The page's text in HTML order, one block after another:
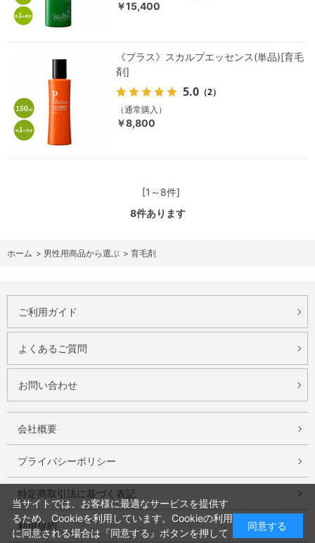
￥15,400
《プラス》スカルプエッセンス(単品)[育毛
剤]
5.0 （2）
（通常購入）
￥8,800
[1～8件]
8件あります
ホーム > 男性用商品から選ぶ > 育毛剤
ご利用ガイド
よくあるご質問
お問い合わせ
会社概要
プライバシーポリシー
特定商取引法に基づく表記
利用規約
当サイトでは、お客様に最適なサービスを提供す
るため、Cookieを利用しています。Cookieの利用
に同意される場合は『同意する』ボタンを押して
同意する